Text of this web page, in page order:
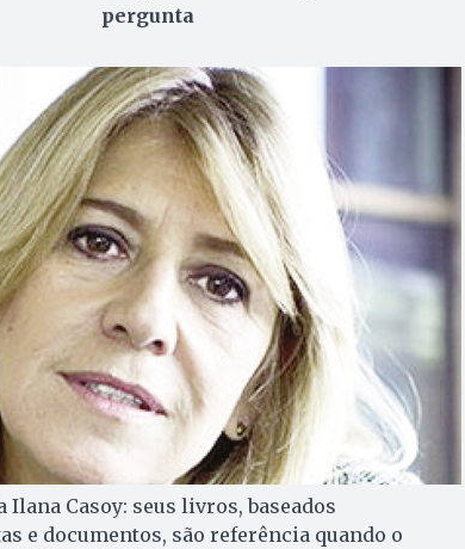
pergunta
Casoy: seus livros, baseados
e documentos, são referência quando o